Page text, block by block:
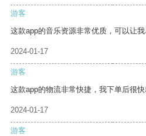
游客
这款app的音乐资源非常优质，可以让我
2024-01-17
游客
这款app的物流非常快捷，我下单后很快
2024-01-17
游客